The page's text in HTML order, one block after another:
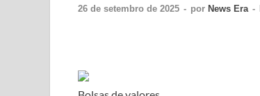
26 de setembro de 2025 - por News Era -